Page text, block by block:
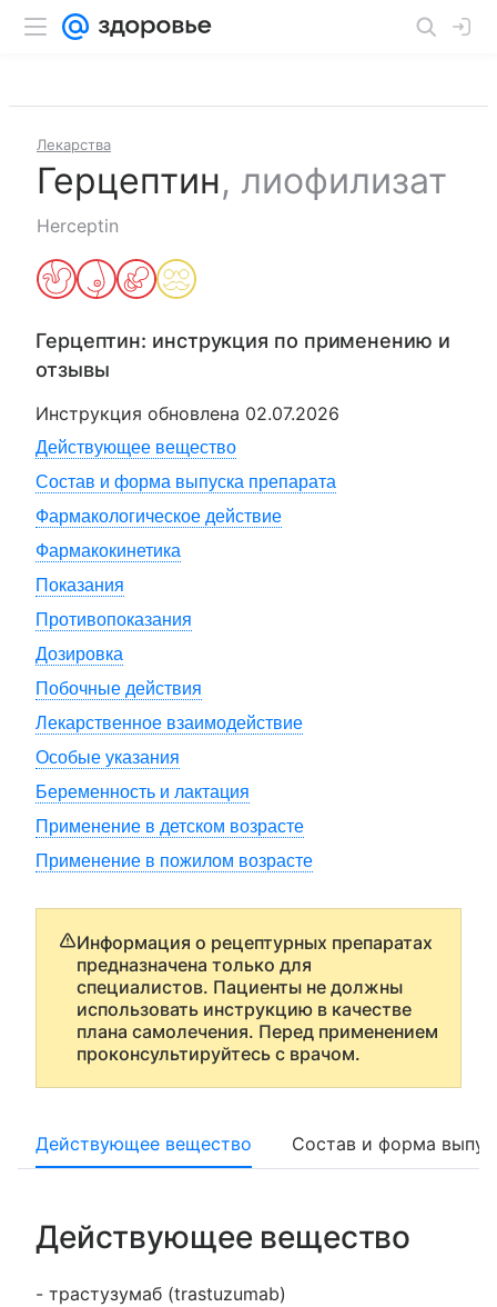
Лекарства
Герцептин, лиофилизат
Herceptin
Герцептин: инструкция по применению и
отзывы
Инструкция обновлена 02.07.2026
Действующее вещество
Состав и форма выпуска препарата
Фармакологическое действие
Фармакокинетика
Показания
Противопоказания
Дозировка
Побочные действия
Лекарственное взаимодействие
Особые указания
Беременность и лактация
Применение в детском возрасте
Применение в пожилом возрасте
Информация о рецептурных препаратах
предназначена только для
специалистов. Пациенты не должны
использовать инструкцию в качестве
плана самолечения. Перед применением
проконсультируйтесь с врачом.
Действующее вещество Состав и форма
Действующее вещество
- трастузумаб (trastuzumab)